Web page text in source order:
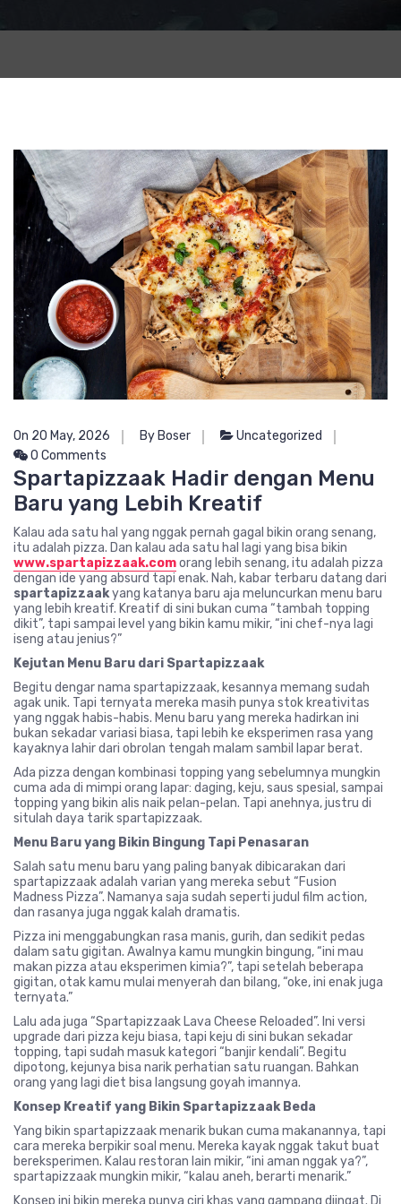
On 20 May, 2026 By Boser
Uncategorized
0 Comments
Spartapizzaak Hadir dengan Menu
Baru yang Lebih Kreatif
Kalau ada satu hal yang nggak pernah gagal bikin orang senang,
itu adalah pizza. Dan kalau ada satu hal lagi yang bisa bikin
www.spartapizzaak.comorang lebih senang, itu adalah pizza
dengan ide yang absurd tapi enak. Nah, kabar terbaru datang dari
spartapizzaakyang katanya baru aja meluncurkan menu baru
yang lebih kreatif. Kreatif di sini bukan cuma “tambah topping
dikit”, tapi sampai level yang bikin kamu mikir, “ini chef-nya lagi
iseng atau jenius?”
Kejutan Menu Baru dari Spartapizzaak
Begitu dengar nama spartapizzaak, kesannya memang sudah
agak unik. Tapi ternyata mereka masih punya stok kreativitas
yang nggak habis-habis. Menu baru yang mereka hadirkan ini
bukan sekadar variasi biasa, tapi lebih ke eksperimen rasa yang
kayaknya lahir dari obrolan tengah malam sambil lapar berat.
Ada pizza dengan kombinasi topping yang sebelumnya mungkin
cuma ada di mimpi orang lapar: daging, keju, saus spesial, sampai
topping yang bikin alis naik pelan-pelan. Tapi anehnya, justru di
situlah daya tarik spartapizzaak.
Menu Baru yang Bikin Bingung Tapi Penasaran
Salah satu menu baru yang paling banyak dibicarakan dari
spartapizzaak adalah varian yang mereka sebut “Fusion
Madness Pizza”. Namanya saja sudah seperti judul film action,
dan rasanya juga nggak kalah dramatis.
Pizza ini menggabungkan rasa manis, gurih, dan sedikit pedas
dalam satu gigitan. Awalnya kamu mungkin bingung, “ini mau
makan pizza atau eksperimen kimia?”, tapi setelah beberapa
gigitan, otak kamu mulai menyerah dan bilang, “oke, ini enak juga
ternyata.”
Lalu ada juga “Spartapizzaak Lava Cheese Reloaded”. Ini versi
upgrade dari pizza keju biasa, tapi keju di sini bukan sekadar
topping, tapi sudah masuk kategori “banjir kendali”. Begitu
dipotong, kejunya bisa narik perhatian satu ruangan. Bahkan
orang yang lagi diet bisa langsung goyah imannya.
Konsep Kreatif yang Bikin Spartapizzaak Beda
Yang bikin spartapizzaak menarik bukan cuma makanannya, tapi
cara mereka berpikir soal menu. Mereka kayak nggak takut buat
bereksperimen. Kalau restoran lain mikir, “ini aman nggak ya?”,
spartapizzaak mungkin mikir, “kalau aneh, berarti menarik.”
Konsep ini bikin mereka punya ciri khas yang gampang diingat. Di